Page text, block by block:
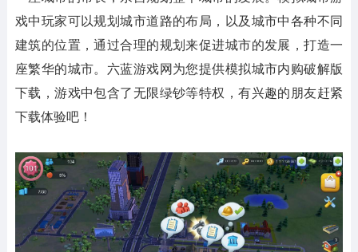
戏中玩家可以规划城市道路的布局，以及城市中各种不同
建筑的位置，通过合理的规划来促进城市的发展，打造一
座繁华的城市。六蓝游戏网为您提供模拟城市内购破解版
下载，游戏中包含了无限绿钞等特权，有兴趣的朋友赶紧
下载体验吧！